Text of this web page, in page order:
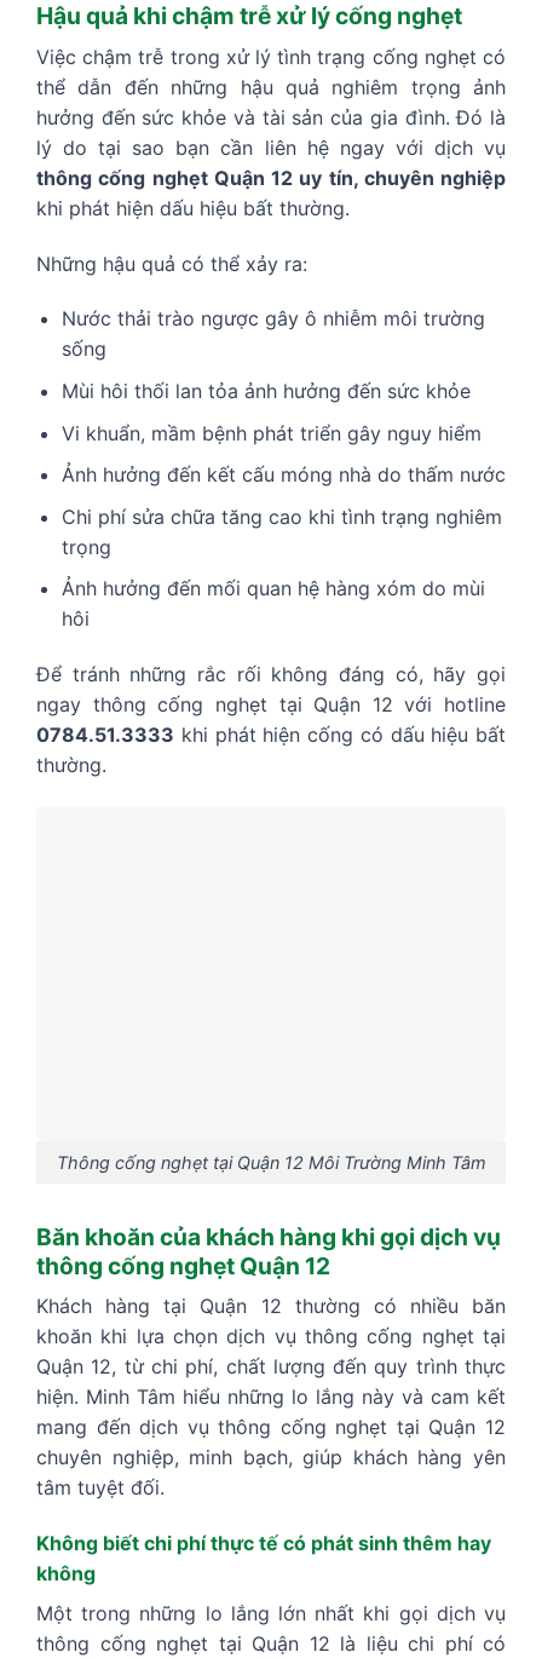
Hậu quả khi chậm trễ xử lý cống nghẹt
Việc chậm trễ trong xử lý tình trạng cống nghẹt có
thể dẫn đến những hậu quả nghiêm trọng ảnh
hưởng đến sức khỏe và tài sản của gia đình. Đó là
lý do tại sao bạn cần liên hệ ngay với dịch vụ
thông cống nghẹt Quận 12 uy tín, chuyên nghiệp
khi phát hiện dấu hiệu bất thường.
Những hậu quả có thể xảy ra:
Nước thải trào ngược gây ô nhiễm môi trường
sống
Mùi hôi thối lan tỏa ảnh hưởng đến sức khỏe
Vi khuẩn, mầm bệnh phát triển gây nguy hiểm
Ảnh hưởng đến kết cấu móng nhà do thấm nước
Chi phí sửa chữa tăng cao khi tình trạng nghiêm
trọng
Ảnh hưởng đến mối quan hệ hàng xóm do mùi
hôi
Để tránh những rắc rối không đáng có, hãy gọi
ngay thông cống nghẹt tại Quận 12 với hotline
0784.51.3333 khi phát hiện cống có dấu hiệu bất
thường.
Thông cống nghẹt tại Quận 12 Môi Trường Minh Tâm
Băn khoăn của khách hàng khi gọi dịch vụ
thông cống nghẹt Quận 12
Khách hàng tại Quận 12 thường có nhiều băn
khoăn khi lựa chọn dịch vụ thông cống nghẹt tại
Quận 12, từ chi phí, chất lượng đến quy trình thực
hiện. Minh Tâm hiểu những lo lắng này và cam kết
mang đến dịch vụ thông cống nghẹt tại Quận 12
chuyên nghiệp, minh bạch, giúp khách hàng yên
tâm tuyệt đối.
Không biết chi phí thực tế có phát sinh thêm hay
không
Một trong những lo lắng lớn nhất khi gọi dịch vụ
thông cống nghẹt tại Quận 12 là liệu chi phí có